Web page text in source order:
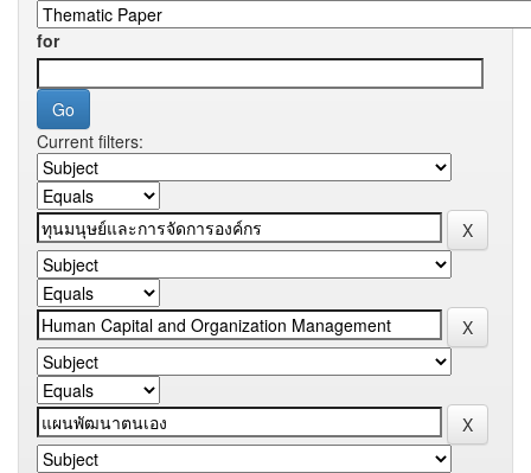
for
Current filters: